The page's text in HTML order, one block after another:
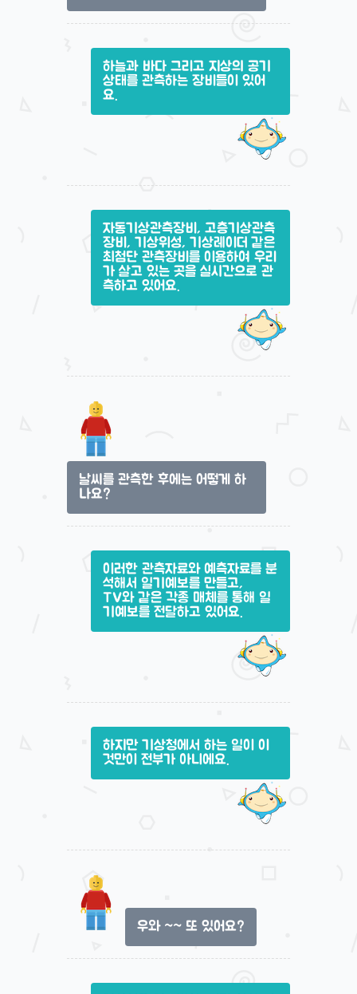
하늘과 바다 그리고 지상의 공기
상태를 관측하는 장비들이 있어
요.
자동기상관측장비, 고층기상관측
장비, 기상위성, 기상레이더 같은
최첨단 관측장비를 이용하여 우리
가 살고 있는 곳을 실시간으로 관
측하고 있어요.
날씨를 관측한 후에는 어떻게 하
나요?
이러한 관측자료와 예측자료를 분
석해서 일기예보를 만들고,
TV와 같은 각종 매체를 통해 일
기예보를 전달하고 있어요.
하지만 기상청에서 하는 일이 이
것만이 전부가 아니에요.
우와 ~~ 또 있어요?